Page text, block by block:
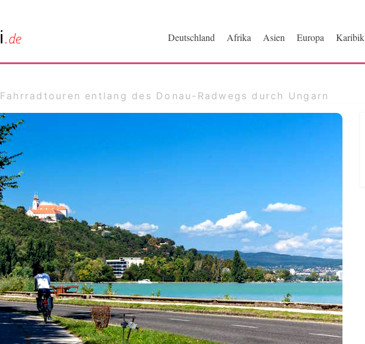
Deutschland Afrika Asien Europa Karibik
Fahrradtouren entlang des Donau-Radwegs durch Ungarn